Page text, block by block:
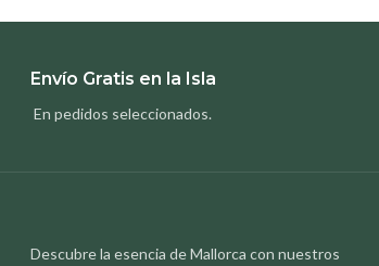
Envío Gratis en la Isla
En pedidos seleccionados.
Descubre la esencia de Mallorca con nuestros